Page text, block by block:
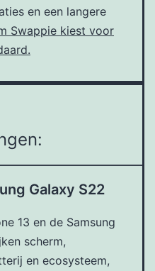
en een langere
Swappie kiest voor
Galaxy S22
13 en de Samsung
scherm,
en ecosysteem,